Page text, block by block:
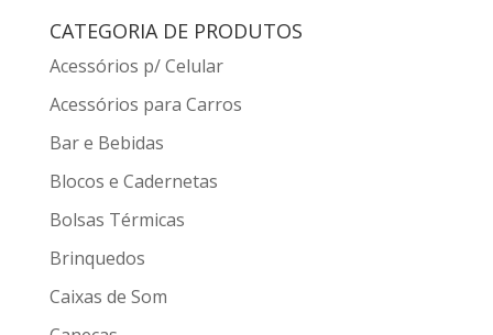
CATEGORIA DE PRODUTOS
Acessórios p/ Celular
Acessórios para Carros
Bar e Bebidas
Blocos e Cadernetas
Bolsas Térmicas
Brinquedos
Caixas de Som